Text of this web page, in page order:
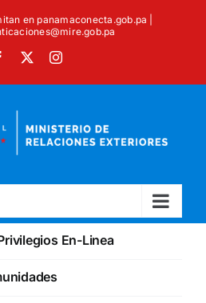
en panamaconecta.gob.pa |
Facebook Instagram
En-Linea